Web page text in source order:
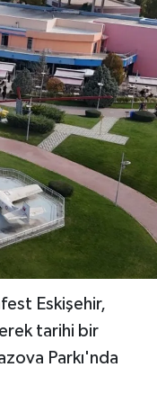
Eskişehir,
tarihi bir
Parkı'nda